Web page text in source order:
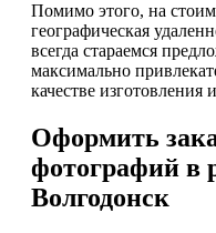
Помимо этого, на
географическая
всегда стараемся
максимально
качестве изготовления
Оформить
фотографий в
Волгодонск